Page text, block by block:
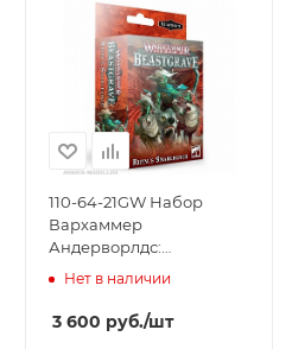
110-64-21GW Набор
Вархаммер
Андерворлдс:
Рёвоклыки Риппы (рус.)
Underworlds Rippa's
Snarlfangs (Rus)) Games
Нет в наличии
3 600 руб./шт